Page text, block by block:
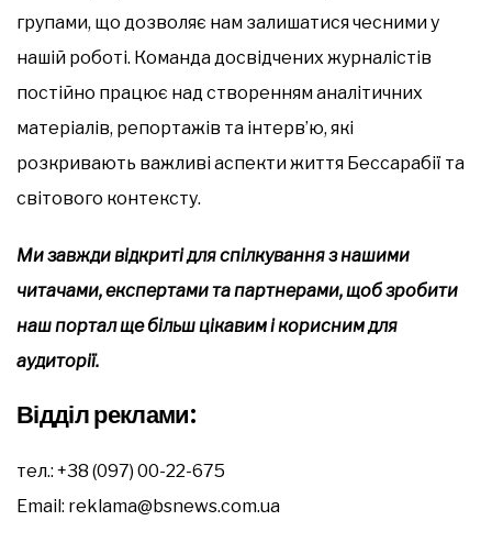
групами, що дозволяє нам залишатися чесними у
нашій роботі. Команда досвідчених журналістів
постійно працює над створенням аналітичних
матеріалів, репортажів та інтерв’ю, які
розкривають важливі аспекти життя Бессарабії та
світового контексту.
Ми завжди відкриті для спілкування з нашими
читачами, експертами та партнерами, щоб зробити
наш портал ще більш цікавим і корисним для
аудиторії.
Відділ реклами:
тел.: +38 (097) 00-22-675
Email: reklama@bsnews.com.ua